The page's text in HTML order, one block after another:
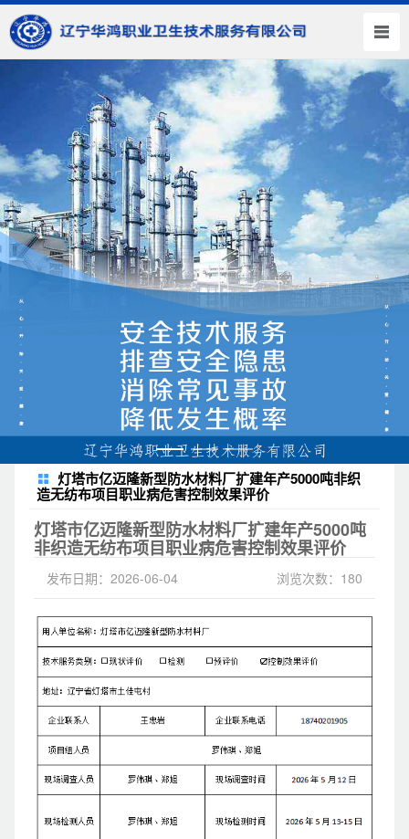
灯塔市亿迈隆新型防水材料厂扩建年产5000吨非织
造无纺布项目职业病危害控制效果评价
灯塔市亿迈隆新型防水材料厂扩建年产5000吨
非织造无纺布项目职业病危害控制效果评价
发布日期：2026-06-04 浏览次数：180